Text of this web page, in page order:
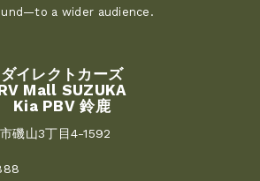
a wider audience.
ダイレクトカーズ
Mall SUZUKA
Kia PBV 鈴鹿
磯山3丁目4-1592